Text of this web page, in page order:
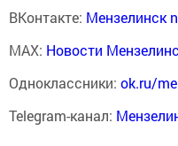
ВКонтакте: Мензелинск
MAX: Новости
Одноклассники: ok.ru/
Telegram-канал: